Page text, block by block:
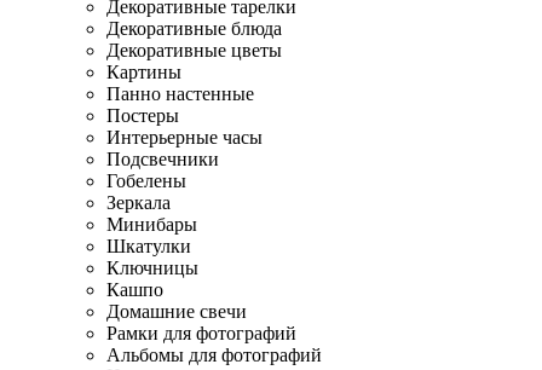
Декоративные тарелки
Декоративные блюда
Декоративные цветы
Картины
Панно настенные
Постеры
Интерьерные часы
Подсвечники
Гобелены
Зеркала
Минибары
Шкатулки
Ключницы
Кашпо
Домашние свечи
Рамки для фотографий
Альбомы для фотографий